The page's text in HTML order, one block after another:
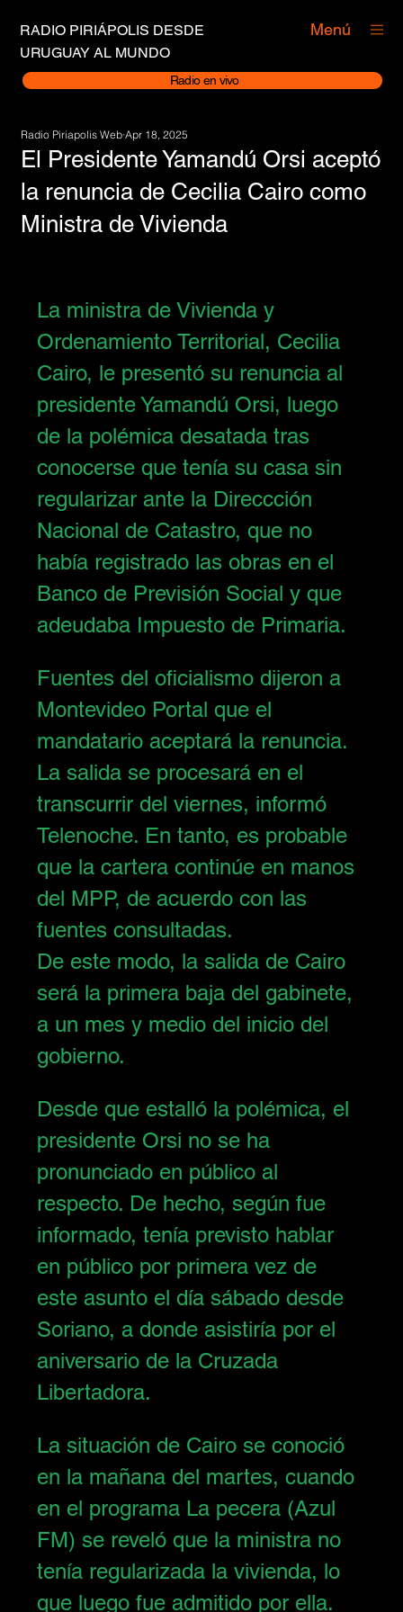
RADIO PIRIÁPOLIS DESDE
URUGUAY AL MUNDO
Radio en vivo
Menú
El Presidente Yamandú Orsi aceptó
la renuncia de Cecilia Cairo como
Ministra de Vivienda
Radio Piriapolis Web Apr 18, 2025
La ministra de Vivienda y
Ordenamiento Territorial, Cecilia
Cairo, le presentó su renuncia al
presidente Yamandú Orsi, luego
de la polémica desatada tras
conocerse que tenía su casa sin
regularizar ante la Direccción
Nacional de Catastro, que no
había registrado las obras en el
Banco de Previsión Social y que
adeudaba Impuesto de Primaria.
Fuentes del oficialismo dijeron a
Montevideo Portal que el
mandatario aceptará la renuncia.
La salida se procesará en el
transcurrir del viernes, informó
Telenoche. En tanto, es probable
que la cartera continúe en manos
del MPP, de acuerdo con las
fuentes consultadas.
De este modo, la salida de Cairo
será la primera baja del gabinete,
a un mes y medio del inicio del
gobierno.
Desde que estalló la polémica, el
presidente Orsi no se ha
pronunciado en público al
respecto. De hecho, según fue
informado, tenía previsto hablar
en público por primera vez de
este asunto el día sábado desde
Soriano, a donde asistiría por el
aniversario de la Cruzada
Libertadora.
La situación de Cairo se conoció
en la mañana del martes, cuando
en el programa La pecera (Azul
FM) se reveló que la ministra no
tenía regularizada la vivienda, lo
que luego fue admitido por ella.